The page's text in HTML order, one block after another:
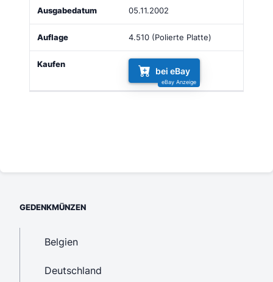
05.11.2002
4.510 (Polierte Platte)
bei eBay
GEDENKMÜNZEN
Belgien
Deutschland